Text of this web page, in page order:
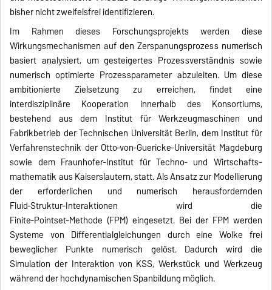
bisher nicht zweifelsfrei identifizieren.
Im Rahmen dieses Forschungsprojekts werden diese
Wirkungsmechanismen auf den Zerspanungsprozess numerisch
basiert analysiert, um gesteigertes Prozessverständnis sowie
numerisch optimierte Prozessparameter abzuleiten. Um diese
ambitionierte Zielsetzung zu erreichen, findet eine
interdisziplinäre Kooperation innerhalb des Konsortiums,
bestehend aus dem Institut für Werkzeugmaschinen und
Fabrikbetrieb der Technischen Universität Berlin, dem Institut für
Verfahrenstechnik der Otto‑von‑Guericke‑Universität Magdeburg
sowie dem Fraunhofer-Institut für Techno‑ und Wirtschafts­
mathematik aus Kaiserslautern, statt. Als Ansatz zur Modellierung
der erforderlichen und numerisch herausfordernden
Fluid‑Struktur-Interaktionen wird die
Finite‑Pointset‑Methode (FPM) eingesetzt. Bei der FPM werden
Systeme von Differentialgleichungen durch eine Wolke frei
beweglicher Punkte numerisch gelöst. Dadurch wird die
Simulation der Interaktion von KSS, Werkstück und Werkzeug
während der hochdynamischen Spanbildung möglich.